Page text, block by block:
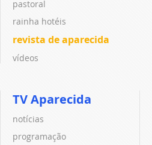
pastoral
rainha hotéis
revista de aparecida
vídeos
TV Aparecida
notícias
programação